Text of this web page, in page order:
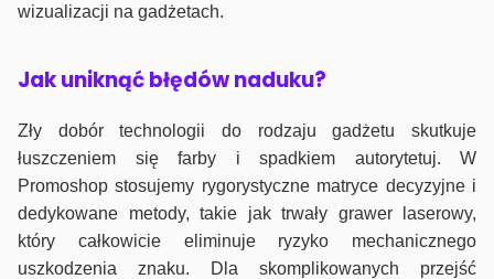
wizualizacji na gadżetach.
Jak uniknąć błędów naduku?
Zły dobór technologii do rodzaju gadżetu skutkuje
łuszczeniem się farby i spadkiem autorytetuj. W
Promoshop stosujemy rygorystyczne matryce decyzyjne i
dedykowane metody, takie jak trwały grawer laserowy,
który całkowicie eliminuje ryzyko mechanicznego
uszkodzenia znaku. Dla skomplikowanych przejść